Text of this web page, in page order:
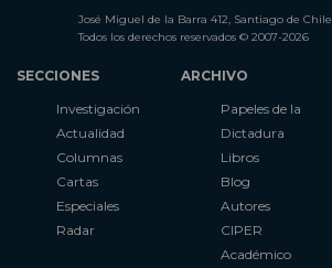
José Miguel de la Barra 412, Santiago de Chile
Todos los derechos reservados © 2007-2026
SECCIONES
Investigación
Actualidad
Columnas
Cartas
Especiales
Radar
ARCHIVO
Papeles de la
Dictadura
Libros
Blog
Autores
CIPER
Académico